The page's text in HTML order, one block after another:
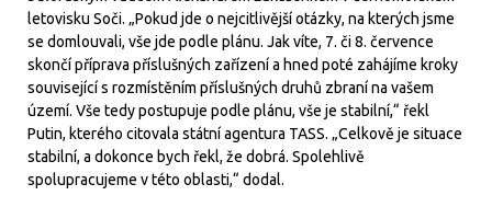
letovisku Soči. „Pokud jde o nejcitlivější otázky, na kterých jsme
se domlouvali, vše jde podle plánu. Jak víte, 7. či 8. července
skončí příprava příslušných zařízení a hned poté zahájíme kroky
související s rozmístěním příslušných druhů zbraní na vašem
území. Vše tedy postupuje podle plánu, vše je stabilní,“ řekl
Putin, kterého citovala státní agentura TASS. „Celkově je situace
stabilní, a dokonce bych řekl, že dobrá. Spolehlivě
spolupracujeme v této oblasti,“ dodal.